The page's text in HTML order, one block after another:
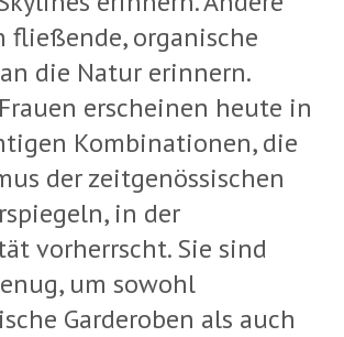
fließende, organische
die Natur erinnern.
erscheinen heute in
Kombinationen, die
der zeitgenössischen
in der
vorherrscht. Sie sind
um sowohl
Garderoben als auch